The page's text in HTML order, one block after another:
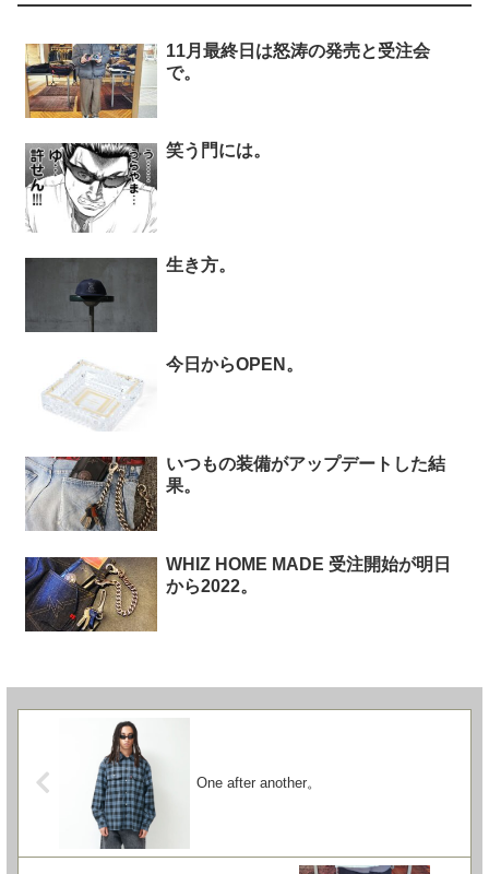
11月最終日は怒涛の発売と受注会
で。
笑う門には。
生き方。
今日からOPEN。
いつもの装備がアップデートした結
果。
WHIZ HOME MADE 受注開始が明日
から2022。
One after another。